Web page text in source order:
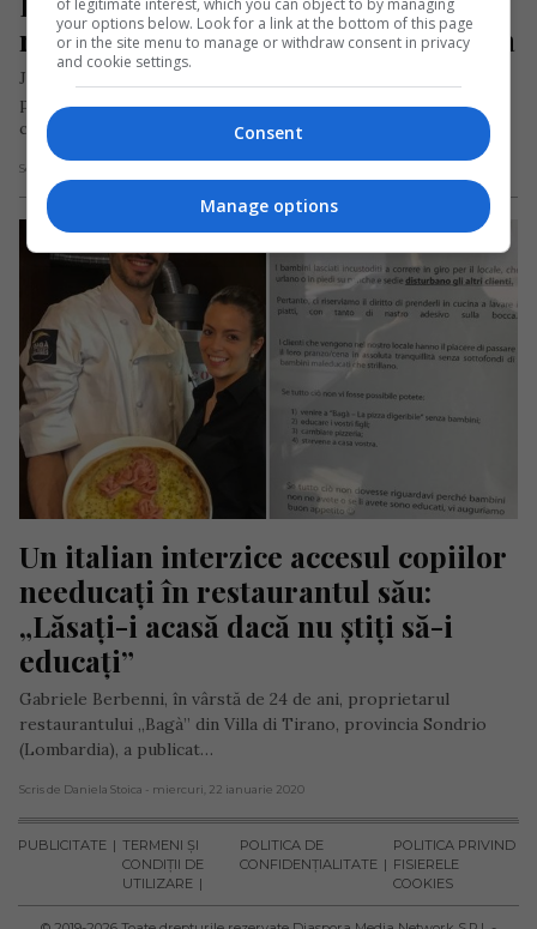
restaurantul unui român din Spania
Jurnalul meu din Căpșunistan continuă și astăzi. Spaniolii se
pregătesc să înfrunte cea mai tragică săptămână din această
criză. Ne…
Scris de Paul Gabor
Un italian interzice accesul copiilor
needucați în restaurantul său:
„Lăsați-i acasă dacă nu știți să-i
educați”
Gabriele Berbenni, în vârstă de 24 de ani, proprietarul
restaurantului „Bagà” din Villa di Tirano, provincia Sondrio
(Lombardia), a publicat…
Scris de Daniela Stoica - miercuri, 22 ianuarie 2020
PUBLICITATE
TERMENI ȘI
CONDIȚII DE
UTILIZARE
POLITICA DE
CONFIDENȚIALITATE
POLITICA PRIVIND
FISIERELE
COOKIES
of legitimate interest, which you can object to by managing
your options below. Look for a link at the bottom of this page
or in the site menu to manage or withdraw consent in privacy
and cookie settings.
Consent
Manage options